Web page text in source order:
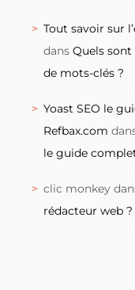
Tout savoir sur
dans Quels
de mots-clés ?
Yoast SEO le
Refbax.com
le guide
clic monkey
rédacteur web ?